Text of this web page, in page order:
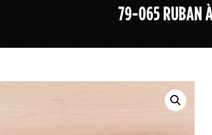
79-065 RUBAN